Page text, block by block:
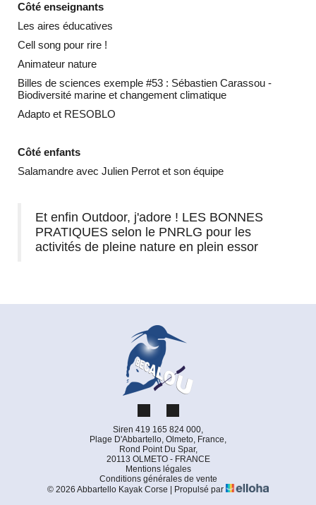
Côté enseignants
Les aires éducatives
Cell song pour rire !
Animateur nature
Billes de sciences exemple #53 : Sébastien Carassou -
Biodiversité marine et changement climatique
Adapto et RESOBLO
Côté enfants
Salamandre avec Julien Perrot et son équipe
Et enfin Outdoor, j'adore ! LES BONNES
PRATIQUES selon le PNRLG pour les
activités de pleine nature en plein essor
Siren 419 165 824 000,
Plage D'Abbartello, Olmeto, France,
Rond Point Du Spar,
20113 OLMETO - FRANCE
Mentions légales
Conditions générales de vente
© 2026 Abbartello Kayak Corse
Propulsé par